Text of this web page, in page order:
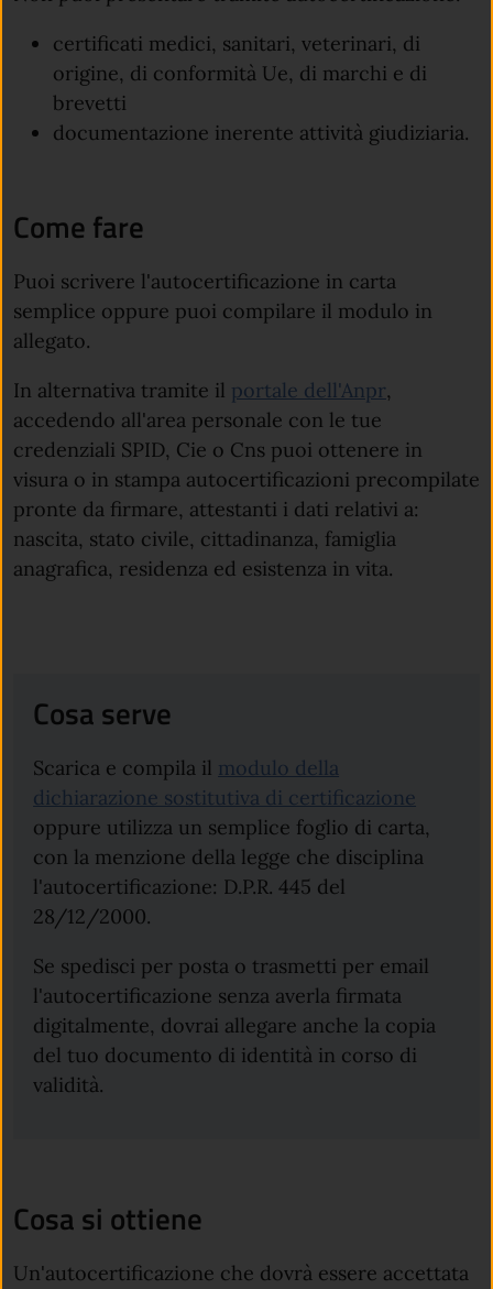
certificati medici, sanitari, veterinari, di
origine, di conformità Ue, di marchi e di
brevetti
documentazione inerente attività giudiziaria.
Come fare
Puoi scrivere l'autocertificazione in carta
semplice oppure puoi compilare il modulo in
allegato.
In alternativa tramite il portale dell'Anpr(apre in
,
accedendo all'area personale con le tue
credenziali SPID, Cie o Cns puoi ottenere in
visura o in stampa autocertificazioni precompilate
pronte da firmare, attestanti i dati relativi a:
nascita, stato civile, cittadinanza, famiglia
anagrafica, residenza ed esistenza in vita.
Cosa serve
Scarica e compila il modulo della
dichiarazione sostitutiva di certificazione
oppure utilizza un semplice foglio di carta,
con la menzione della legge che disciplina
l'autocertificazione: D.P.R. 445 del
28/12/2000.
Se spedisci per posta o trasmetti per email
l'autocertificazione senza averla firmata
digitalmente, dovrai allegare anche la copia
del tuo documento di identità in corso di
validità.
Cosa si ottiene
Un'autocertificazione che dovrà essere accettata